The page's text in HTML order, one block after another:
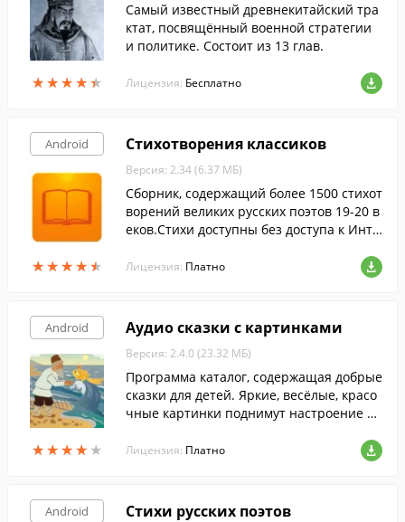
★★★★★
★★★★★
Самый известный древнекитайский тра
ктат, посвящённый военной стратегии
и политике. Состоит из 13 глав.
Лицензия: Бесплатно
Android
★★★★★
★★★★★
Стихотворения классиков
Версия: 2.34 (6.37 МБ)
Сборник, содержащий более 1500 стихот
ворений великих русских поэтов 19-20 в
еков.Стихи доступны без доступа к Инте
требуется.
Лицензия: Платно
Android
★★★★ ★
★★★★ ★
Аудио сказки с картинками
Версия: 2.4.0 (23.32 МБ)
Программа каталог, содержащая добрые
сказки для детей. Яркие, весёлые, красо
чные картинки поднимут настроение Ва
Лицензия: Платно
Android Стихи русских поэтов